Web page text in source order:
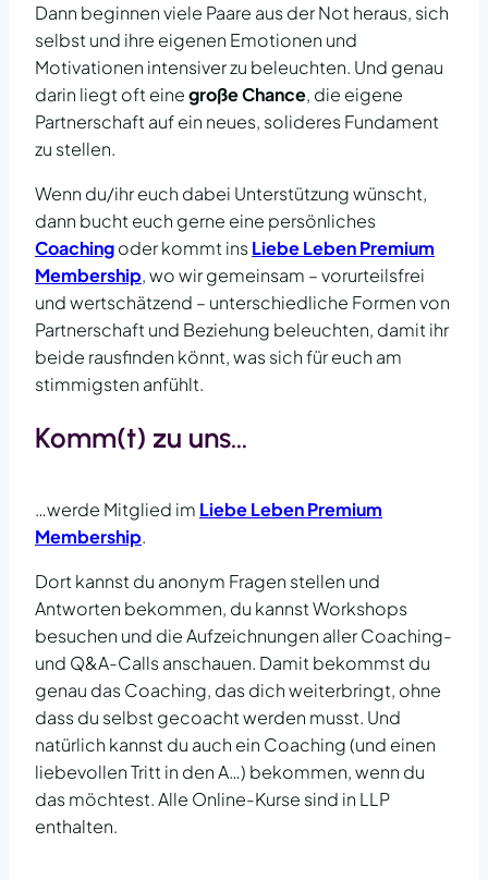
Dann beginnen viele Paare aus der Not heraus, sich
selbst und ihre eigenen Emotionen und
Motivationen intensiver zu beleuchten. Und genau
darin liegt oft einegroße Chance, die eigene
Partnerschaft auf ein neues, solideres Fundament
zu stellen.
Wenn du/ihr euch dabei Unterstützung wünscht,
dann bucht euch gerne eine persönliches
Coachingoder kommt insLiebe Leben Premium
Membership, wo wir gemeinsam – vorurteilsfrei
und wertschätzend – unterschiedliche Formen von
Partnerschaft und Beziehung beleuchten, damit ihr
beide rausfinden könnt, was sich für euch am
stimmigsten anfühlt.
Komm(t) zu uns…
…werde Mitglied im Liebe Leben Premium
Membership.
Dort kannst du anonym Fragen stellen und
Antworten bekommen, du kannst Workshops
besuchen und die Aufzeichnungen aller Coaching-
und Q&A-Calls anschauen. Damit bekommst du
genau das Coaching, das dich weiterbringt, ohne
dass du selbst gecoacht werden musst. Und
natürlich kannst du auch ein Coaching (und einen
liebevollen Tritt in den A…) bekommen, wenn du
das möchtest. Alle Online-Kurse sind in LLP
enthalten.